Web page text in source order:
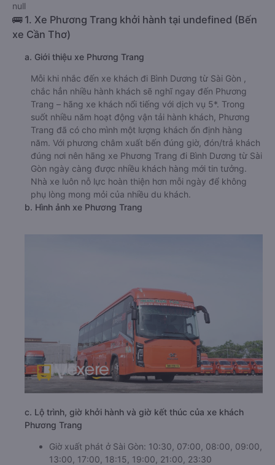
null
🚌 1. Xe Phương Trang khởi hành tại undefined (Bến
xe Cần Thơ)
a. Giới thiệu xe Phương Trang
Mỗi khi nhắc đến xe khách đi Bình Dương từ Sài Gòn ,
chắc hẳn nhiều hành khách sẽ nghĩ ngay đến Phương
Trang – hãng xe khách nổi tiếng với dịch vụ 5*. Trong
suốt nhiều năm hoạt động vận tải hành khách, Phương
Trang đã có cho mình một lượng khách ổn định hàng
năm. Với phương châm xuất bến đúng giờ, đón/trả khách
đúng nơi nên hãng xe Phương Trang đi Bình Dương từ Sài
Gòn ngày càng được nhiều khách hàng mới tin tưởng.
Nhà xe luôn nỗ lực hoàn thiện hơn mỗi ngày để không
phụ lòng mong mỏi của nhiều du khách.
b. Hình ảnh xe Phương Trang
c. Lộ trình, giờ khởi hành và giờ kết thúc của xe khách
Phương Trang
Giờ xuất phát ở Sài Gòn: 10:30, 07:00, 08:00, 09:00,
13:00, 17:00, 18:15, 19:00, 21:00, 23:30